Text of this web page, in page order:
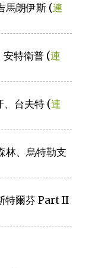
馬朗伊斯 (連
特衛普 (連
、台夫特 (連
林、烏特勒支
特爾芬 Part II